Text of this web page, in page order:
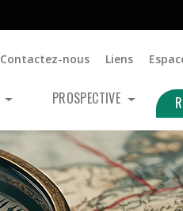
Contactez-nous Liens
PROSPECTIVE